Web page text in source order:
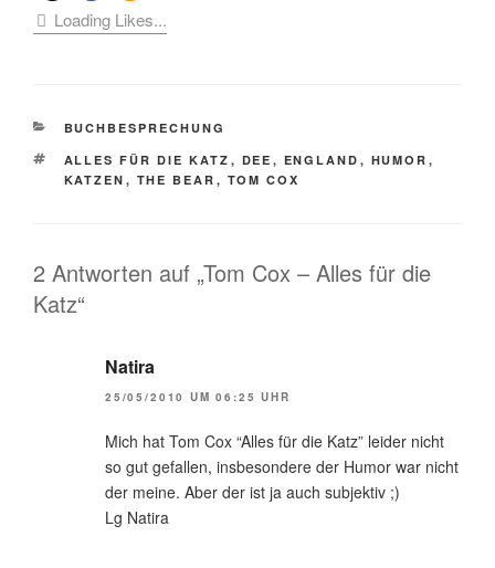
Loading Likes...
KATEGORIEN
BUCHBESPRECHUNG
SCHLAGWÖRTER
ALLES FÜR DIE KATZ , DEE , ENGLAND , HUMOR ,
KATZEN , THE BEAR , TOM COX
2 Antworten auf „Tom Cox – Alles für die
Katz“
Natira
25/05/2010 UM 06:25 UHR
Mich hat Tom Cox “Alles für die Katz” leider nicht
so gut gefallen, insbesondere der Humor war nicht
der meine. Aber der ist ja auch subjektiv ;)
Lg Natira